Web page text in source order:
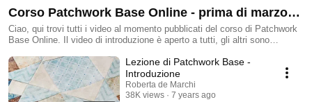
Corso Patchwork Base Online - prima di marzo
2026
Ciao, qui trovi tutti i video al momento pubblicati del corso di Patchwork
Base Online. Il video di introduzione è aperto a tutti, gli altri sono
vuoi imparare questa bellissima tecnica per realizzare tanti fantastici
progetti di cucito, segui Roberta De Marchi, designer e insegnate di
patchwork, in questo esauriente ed approfondito corso! Vuoi maggiori
informazioni? Contatta patchworkonline.base@robertademarchi.com
Lezione di Patchwork Base -
Introduzione
Roberta de Marchi
38K views
7 years ago